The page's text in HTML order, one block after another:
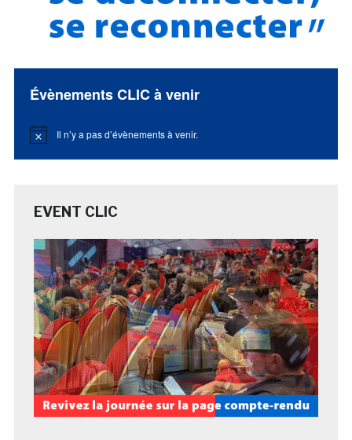
Évènements CLIC à venir
Notice Il n’y a pas d’évènements à venir.
EVENT CLIC